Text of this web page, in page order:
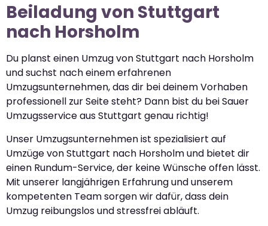
Beiladung von Stuttgart
nach Horsholm
Du planst einen Umzug von Stuttgart nach Horsholm
und suchst nach einem erfahrenen
Umzugsunternehmen, das dir bei deinem Vorhaben
professionell zur Seite steht? Dann bist du bei Sauer
Umzugsservice aus Stuttgart genau richtig!
Unser Umzugsunternehmen ist spezialisiert auf
Umzüge von Stuttgart nach Horsholm und bietet dir
einen Rundum-Service, der keine Wünsche offen lässt.
Mit unserer langjährigen Erfahrung und unserem
kompetenten Team sorgen wir dafür, dass dein
Umzug reibungslos und stressfrei abläuft.